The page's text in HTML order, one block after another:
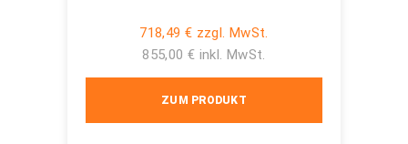
718,49 € zzgl. MwSt.
855,00 € inkl. MwSt.
ZUM PRODUKT